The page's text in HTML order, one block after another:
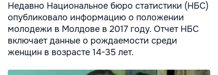
Недавно Национальное бюро статистики (НБС)
опубликовало информацию о положении
молодежи в Молдове в 2017 году. Отчет НБС
включает данные о рождаемости среди
женщин в возрасте 14-35 лет.